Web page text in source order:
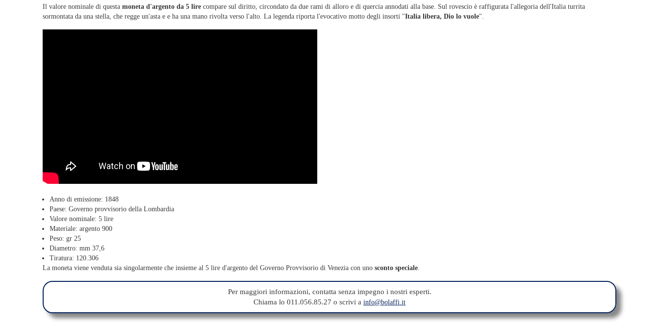
Il valore nominale di questa moneta d'argento da 5 lire compare sul diritto, circondato da due rami di alloro e di quercia annodati alla base. Sul rovescio è raffigurata l'allegoria dell'Italia turrita
sormontata da una stella, che regge un'asta e e ha una mano rivolta verso l'alto. La legenda riporta l'evocativo motto degli insorti "Italia libera, Dio lo vuole".
Anno di emissione: 1848
Paese: Governo provvisorio della Lombardia
Valore nominale: 5 lire
Materiale: argento 900
Peso: gr 25
Diametro: mm 37,6
Tiratura: 120.306
La moneta viene venduta sia singolarmente che insieme al 5 lire d'argento del Governo Provvisorio di Venezia con uno sconto speciale.
Per maggiori informazioni, contatta senza impegno i nostri esperti.
Chiama lo 011.056.85.27 o scrivi a info@bolaffi.it